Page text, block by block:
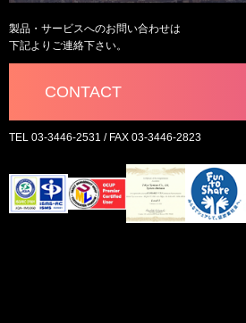
製品・サービスへのお問い合わせは
下記よりご連絡下さい。
CONTACT
TEL 03-3446-2531 / FAX 03-3446-2823